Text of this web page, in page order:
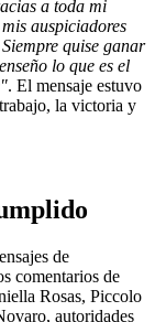
a toda mi
auspiciadores
quise ganar
lo que es el
. El mensaje estuvo
la victoria y
de
comentarios de
Rosas, Piccolo
autoridades